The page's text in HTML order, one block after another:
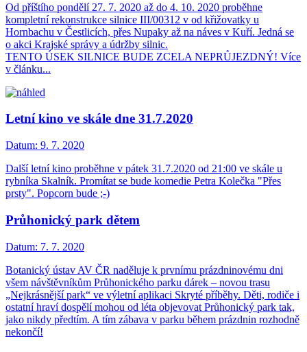
Od příštího pondělí 27. 7. 2020 až do 4. 10. 2020 proběhne
kompletní rekonstrukce silnice III/00312 v od křižovatky u
Hornbachu v Čestlicích, přes Nupaky až na náves v Kuří. Jedná se
o akci Krajské správy a údržby silnic.
TENTO ÚSEK SILNICE BUDE ZCELA NEPRŮJEZDNÝ! Více
v článku...
Letní kino ve skále dne 31.7.2020
Datum: 9. 7. 2020
Další letní kino proběhne v pátek 31.7.2020 od 21:00 ve skále u
rybníka Skalník. Promítat se bude komedie Petra Kolečka "Přes
prsty". Popcorn bude ;-)
Průhonický park dětem
Datum: 7. 7. 2020
Botanický ústav AV ČR naděluje k prvnímu prázdninovému dni
všem návštěvníkům Průhonického parku dárek – novou trasu
„Nejkrásnější park“ ve výletní aplikaci Skryté příběhy. Děti, rodiče i
ostatní hraví dospělí mohou od léta objevovat Průhonický park tak,
jako nikdy předtím. A tím zábava v parku během prázdnin rozhodně
nekončí!